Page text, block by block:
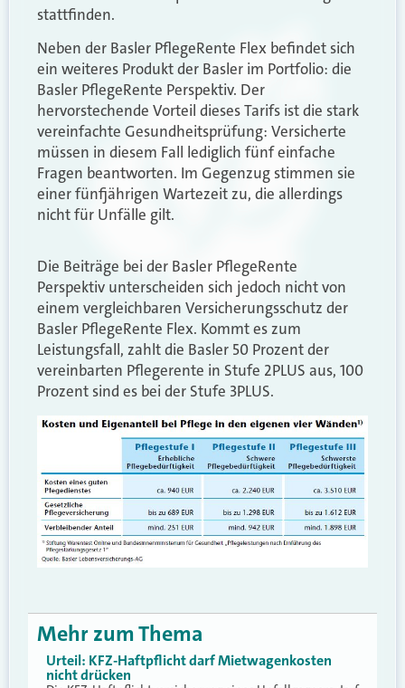
stattfinden.
Neben der Basler PflegeRente Flex befindet sich
ein weiteres Produkt der Basler im Portfolio: die
Basler PflegeRente Perspektiv. Der
hervorstechende Vorteil dieses Tarifs ist die stark
vereinfachte Gesundheitsprüfung: Versicherte
müssen in diesem Fall lediglich fünf einfache
Fragen beantworten. Im Gegenzug stimmen sie
einer fünfjährigen Wartezeit zu, die allerdings
nicht für Unfälle gilt.
Die Beiträge bei der Basler PflegeRente
Perspektiv unterscheiden sich jedoch nicht von
einem vergleichbaren Versicherungsschutz der
Basler PflegeRente Flex. Kommt es zum
Leistungsfall, zahlt die Basler 50 Prozent der
vereinbarten Pflegerente in Stufe 2PLUS aus, 100
Prozent sind es bei der Stufe 3PLUS.
Mehr zum Thema
Urteil: KFZ-Haftpflicht darf Mietwagenkosten
nicht drücken